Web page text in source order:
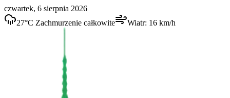
czwartek, 6 sierpnia 2026
27°C Zachmurzenie całkowite Wiatr: 16 km/h